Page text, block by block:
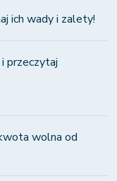
ich wady i zalety!
przeczytaj
wolna od